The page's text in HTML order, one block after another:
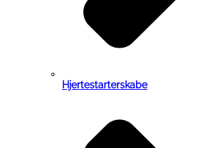
Hjertestarterskabe